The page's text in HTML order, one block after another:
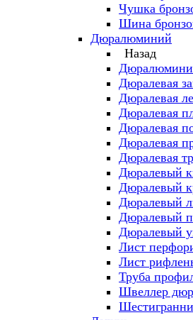
Чушка
Шина
Дюралюминий
Назад
Дюралевая
Дюралевая
Дюралевая
Дюралевая
Дюралевая
Дюралевая
Дюралевый
Дюралевый
Дюралевый
Дюралевый
Дюралевый
Лист
Лист
Труба
Швеллер